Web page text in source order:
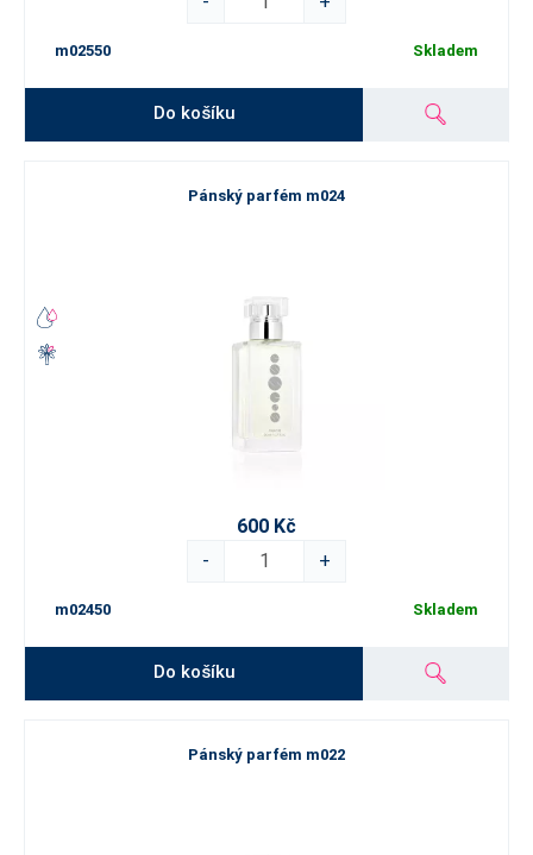
m02550 Skladem
Do košíku
Pánský parfém m024
600 Kč
-
+
m02450 Skladem
Do košíku
Pánský parfém m022